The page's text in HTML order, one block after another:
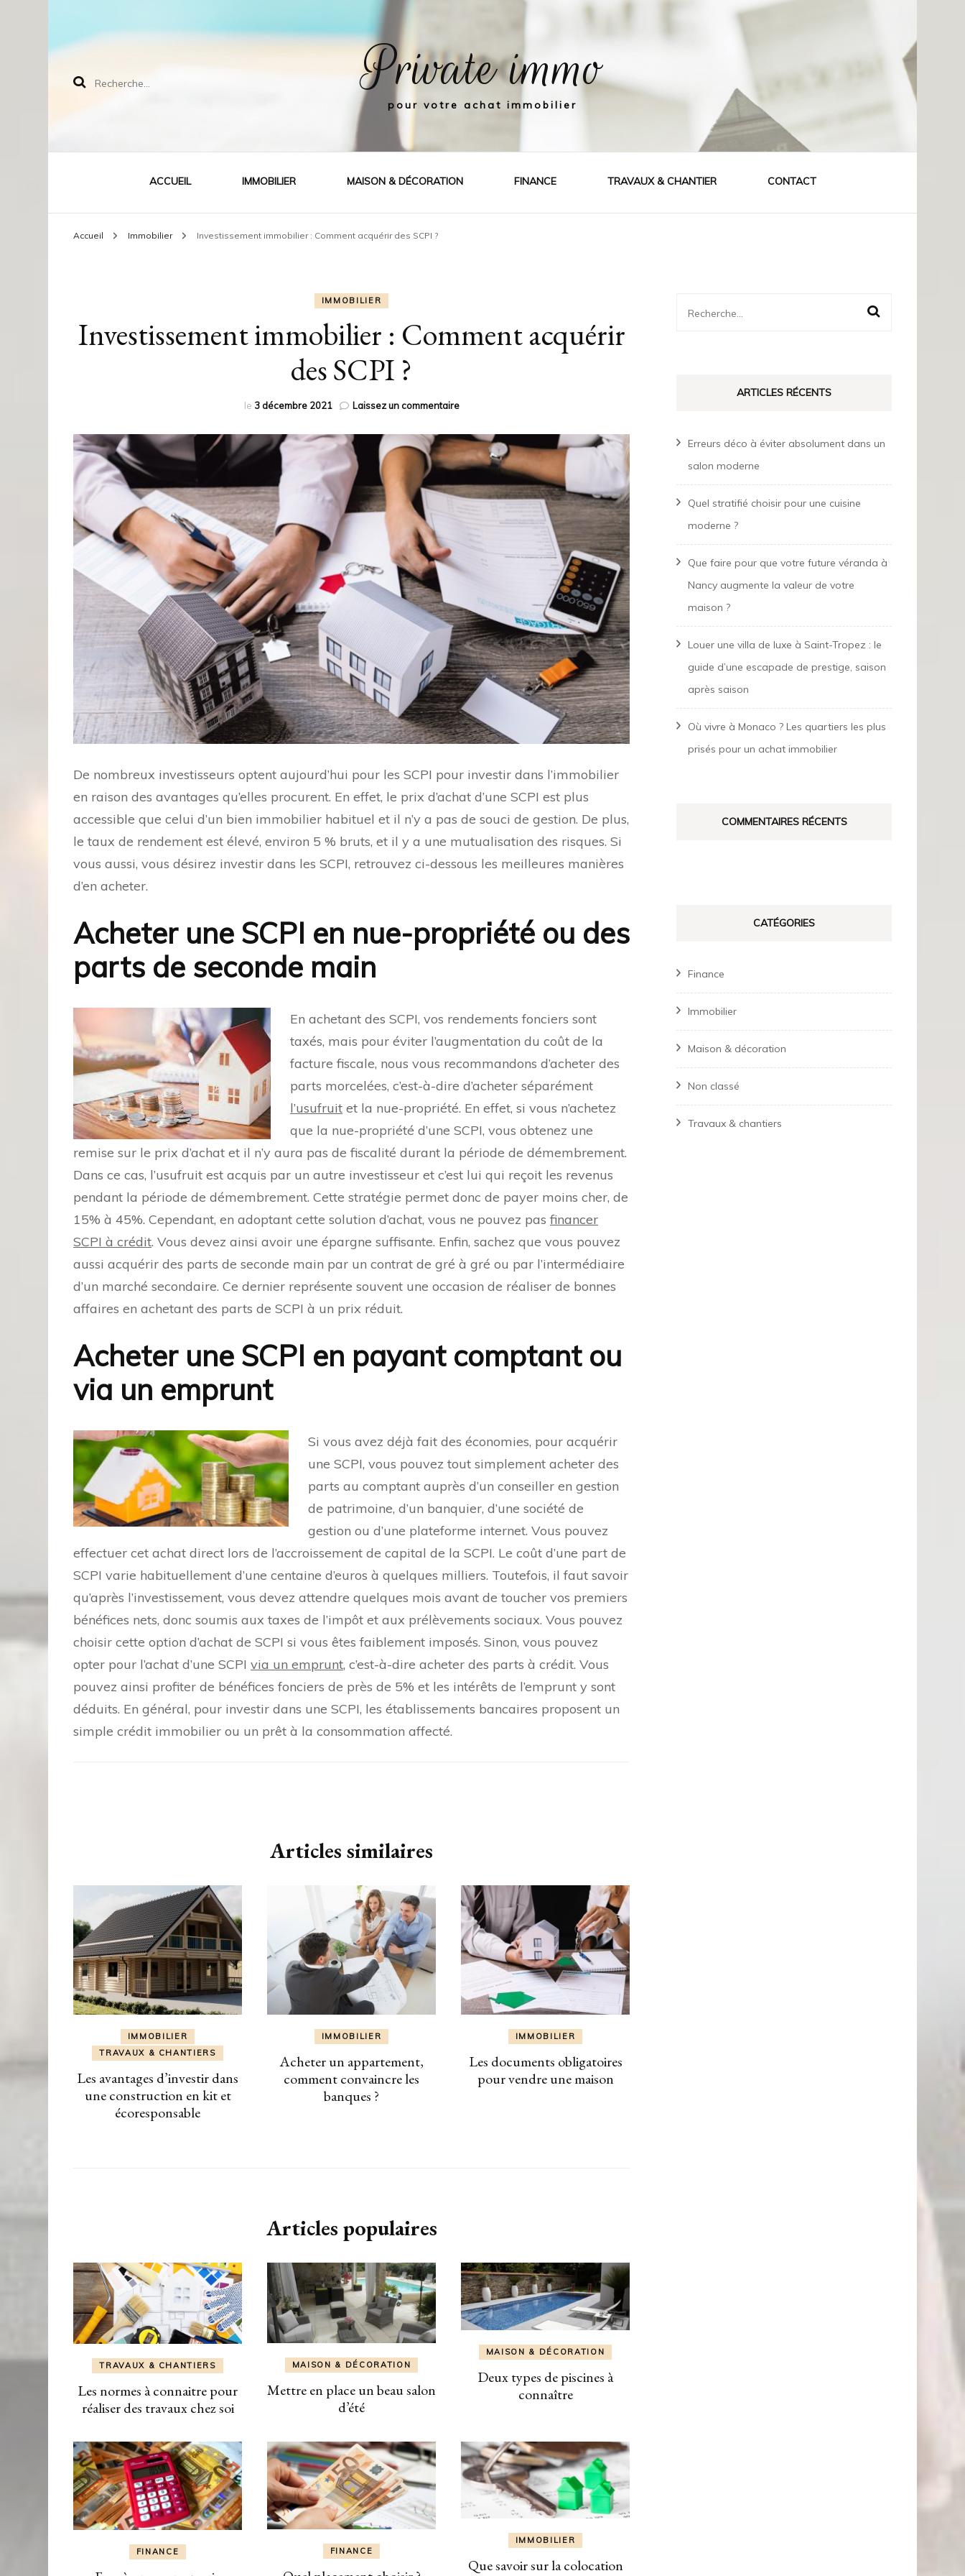
Rechercher : Private immo
pour votre achat immobilier
ACCUEIL IMMOBILIER MAISON & DÉCORATION FINANCE TRAVAUX & CHANTIER CONTACT
Accueil Immobilier Investissement immobilier : Comment acquérir des SCPI ?
IMMOBILIER
Investissement immobilier : Comment acquérir
des SCPI ?
le 3 décembre 2021 Laissez un commentaire
De nombreux investisseurs optent aujourd’hui pour les SCPI pour investir dans l’immobilier
en raison des avantages qu’elles procurent. En effet, le prix d’achat d’une SCPI est plus
accessible que celui d’un bien immobilier habituel et il n’y a pas de souci de gestion. De plus,
le taux de rendement est élevé, environ 5 % bruts, et il y a une mutualisation des risques. Si
vous aussi, vous désirez investir dans les SCPI, retrouvez ci-dessous les meilleures manières
d’en acheter.
Acheter une SCPI en nue-propriété ou des
parts de seconde main
En achetant des SCPI, vos rendements fonciers sont
taxés, mais pour éviter l’augmentation du coût de la
facture fiscale, nous vous recommandons d’acheter des
parts morcelées, c’est-à-dire d’acheter séparément
l’usufruit et la nue-propriété. En effet, si vous n’achetez
que la nue-propriété d’une SCPI, vous obtenez une
remise sur le prix d’achat et il n’y aura pas de fiscalité durant la période de démembrement.
Dans ce cas, l’usufruit est acquis par un autre investisseur et c’est lui qui reçoit les revenus
pendant la période de démembrement. Cette stratégie permet donc de payer moins cher, de
15% à 45%. Cependant, en adoptant cette solution d’achat, vous ne pouvez pas financer
SCPI à crédit. Vous devez ainsi avoir une épargne suffisante. Enfin, sachez que vous pouvez
aussi acquérir des parts de seconde main par un contrat de gré à gré ou par l’intermédiaire
d’un marché secondaire. Ce dernier représente souvent une occasion de réaliser de bonnes
affaires en achetant des parts de SCPI à un prix réduit.
Acheter une SCPI en payant comptant ou
via un emprunt
Si vous avez déjà fait des économies, pour acquérir
une SCPI, vous pouvez tout simplement acheter des
parts au comptant auprès d’un conseiller en gestion
de patrimoine, d’un banquier, d’une société de
gestion ou d’une plateforme internet. Vous pouvez
effectuer cet achat direct lors de l’accroissement de capital de la SCPI. Le coût d’une part de
SCPI varie habituellement d’une centaine d’euros à quelques milliers. Toutefois, il faut savoir
qu’après l’investissement, vous devez attendre quelques mois avant de toucher vos premiers
bénéfices nets, donc soumis aux taxes de l’impôt et aux prélèvements sociaux. Vous pouvez
choisir cette option d’achat de SCPI si vous êtes faiblement imposés. Sinon, vous pouvez
opter pour l’achat d’une SCPI via un emprunt, c’est-à-dire acheter des parts à crédit. Vous
pouvez ainsi profiter de bénéfices fonciers de près de 5% et les intérêts de l’emprunt y sont
déduits. En général, pour investir dans une SCPI, les établissements bancaires proposent un
simple crédit immobilier ou un prêt à la consommation affecté.
Articles similaires
IMMOBILIER
TRAVAUX & CHANTIERS
Les avantages d’investir dans
une construction en kit et
écoresponsable
IMMOBILIER
Acheter un appartement,
comment convaincre les
banques ?
IMMOBILIER
Les documents obligatoires
pour vendre une maison
Articles populaires
TRAVAUX & CHANTIERS
Les normes à connaitre pour
réaliser des travaux chez soi
MAISON & DÉCORATION
Mettre en place un beau salon
d’été
MAISON & DÉCORATION
Deux types de piscines à
connaître
FINANCE FINANCE
IMMOBILIER
Que savoir sur la colocation
Rechercher :
ARTICLES RÉCENTS
Erreurs déco à éviter absolument dans un
salon moderne
Quel stratifié choisir pour une cuisine
moderne ?
Que faire pour que votre future véranda à
Nancy augmente la valeur de votre
maison ?
Louer une villa de luxe à Saint-Tropez : le
guide d’une escapade de prestige, saison
après saison
Où vivre à Monaco ? Les quartiers les plus
prisés pour un achat immobilier
COMMENTAIRES RÉCENTS
CATÉGORIES
Finance
Immobilier
Maison & décoration
Non classé
Travaux & chantiers